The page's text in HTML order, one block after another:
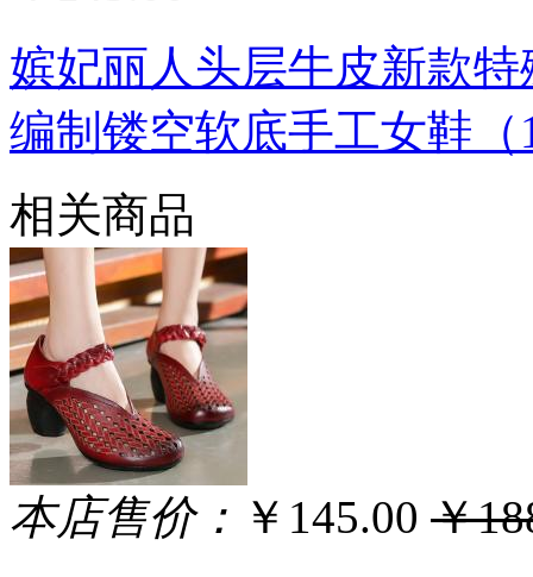
嫔妃丽人头层牛皮新款
编制镂空软底手工女鞋（
相关商品
本店售价： ￥145.00 ￥